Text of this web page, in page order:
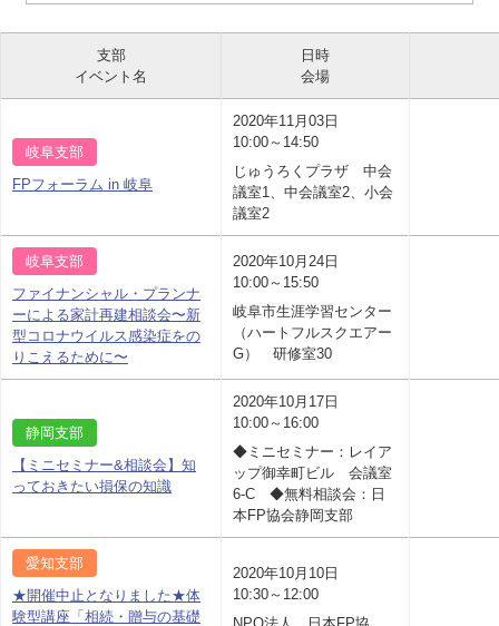
支部
イベント名
日時
会場
岐阜支部
FPフォーラム in 岐阜
2020年11月03日
10:00～14:50
じゅうろくプラザ 中会
議室1、中会議室2、小会
議室2
岐阜支部
ファイナンシャル・プランナ
ーによる家計再建相談会〜新
型コロナウイルス感染症をの
りこえるために〜
2020年10月24日
10:00～15:50
岐阜市生涯学習センター
（ハートフルスクエアー
G） 研修室30
静岡支部
【ミニセミナー&相談会】知
っておきたい損保の知識
2020年10月17日
10:00～16:00
◆ミニセミナー：レイア
ップ御幸町ビル 会議室
6-C ◆無料相談会：日
本FP協会静岡支部
愛知支部
★開催中止となりました★体
験型講座「相続・贈与の基礎
2020年10月10日
10:30～12:00